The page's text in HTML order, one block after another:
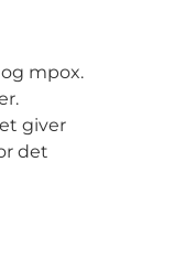
mpox.
giver
det